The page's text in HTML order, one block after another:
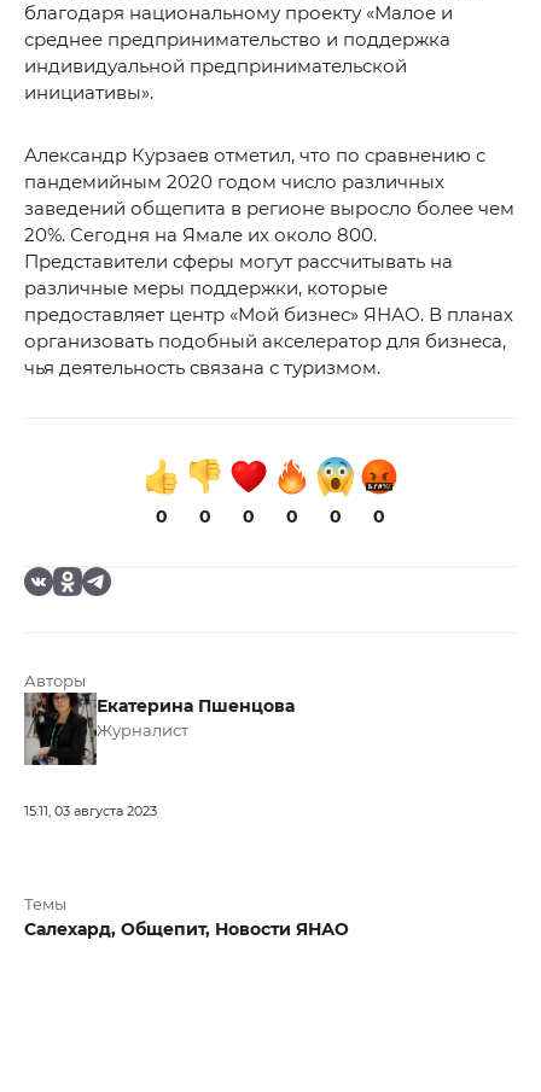
благодаря национальному проекту «Малое и
среднее предпринимательство и поддержка
индивидуальной предпринимательской
инициативы».
Александр Курзаев отметил, что по сравнению с
пандемийным 2020 годом число различных
заведений общепита в регионе выросло более чем
20%. Сегодня на Ямале их около 800.
Представители сферы могут рассчитывать на
различные меры поддержки, которые
предоставляет центр «Мой бизнес» ЯНАО. В планах
организовать подобный акселератор для бизнеса,
чья деятельность связана с туризмом.
0 0 0 0 0 0
Авторы
Екатерина Пшенцова
Журналист
15:11, 03 августа 2023
Темы
Салехард, Общепит, Новости ЯНАО